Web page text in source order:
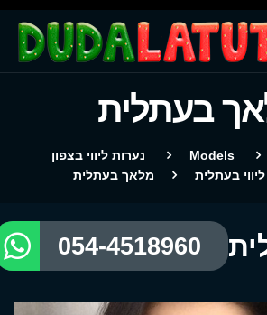
בעתלית
Models
נערות ליווי בצפון
בעתלית
מלאך בעתלית
054-4518960